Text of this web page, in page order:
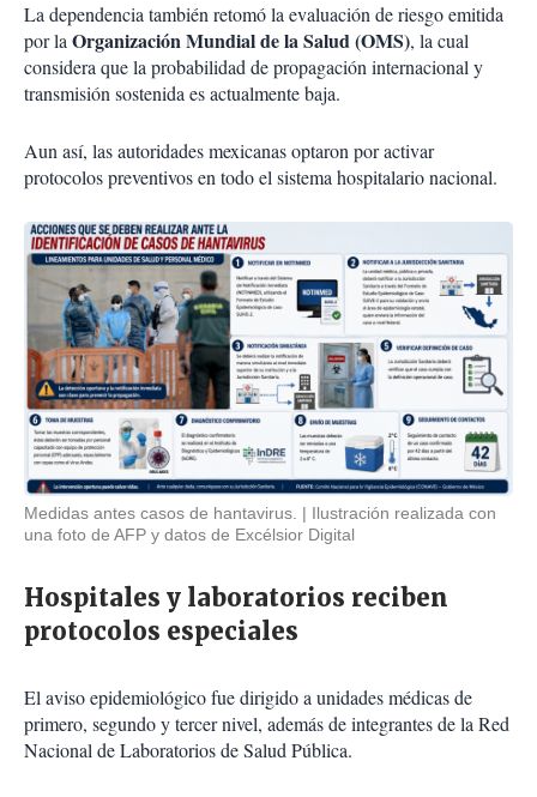
La dependencia también retomó la evaluación de riesgo emitida
por laOrganización Mundial de la Salud (OMS), la cual
considera que la probabilidad de propagación internacional y
transmisión sostenida es actualmente baja.
Aun así, las autoridades mexicanas optaron por activar
protocolos preventivos en todo el sistema hospitalario nacional.
Medidas antes casos de hantavirus.
Ilustración realizada con
una foto de AFP y datos de Excélsior Digital
Hospitales y laboratorios reciben
protocolos especiales
El aviso epidemiológico fue dirigido a unidades médicas de
primero, segundo y tercer nivel, además de integrantes de la Red
Nacional de Laboratorios de Salud Pública.